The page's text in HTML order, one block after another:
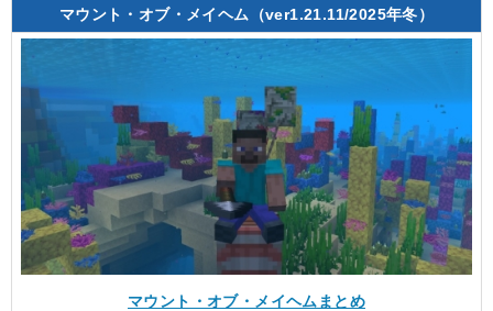
マウント・オブ・メイヘム（ver1.21.11/2025年冬）
マウント・オブ・メイヘムまとめ